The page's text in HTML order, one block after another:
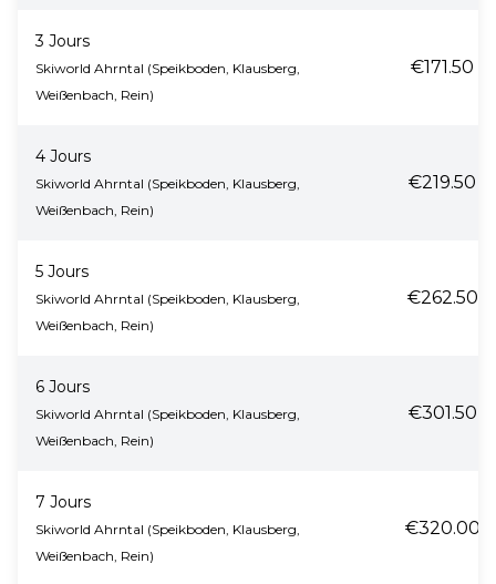
3 Jours
Skiworld Ahrntal (Speikboden, Klausberg,
Weißenbach, Rein)
€171.50
4 Jours
Skiworld Ahrntal (Speikboden, Klausberg,
Weißenbach, Rein)
€219.50
5 Jours
Skiworld Ahrntal (Speikboden, Klausberg,
Weißenbach, Rein)
€262.50
6 Jours
Skiworld Ahrntal (Speikboden, Klausberg,
Weißenbach, Rein)
€301.50
7 Jours
Skiworld Ahrntal (Speikboden, Klausberg,
Weißenbach, Rein)
€320.00